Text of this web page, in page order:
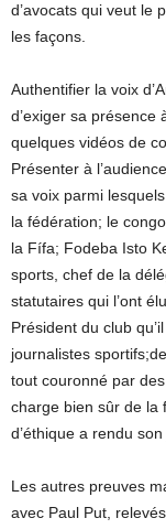
d’avocats qui veut le
les façons.
Authentifier la voix
d’exiger sa présence
quelques vidéos de
Présenter à
sa voix parmi
la fédération; le
la Fífa; Fodeba Isto
sports, chef de la
statutaires qui l’ont
Président du club
journalistes
tout couronné par
charge bien sûr de la
d’éthique a rendu son
Les autres preuves
avec Paul Put,